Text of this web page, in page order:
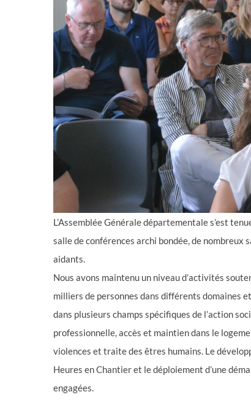
L’Assemblée Générale départementale s’est
salle de conférences archi bondée, de nombreux
aidants.
Nous avons maintenu un niveau d’activités
milliers de personnes dans différents domaines
dans plusieurs champs spécifiques de l’action
professionnelle, accès et maintien dans le
violences et traite des êtres humains. Le
Heures en Chantier et le déploiement d’une
engagées.